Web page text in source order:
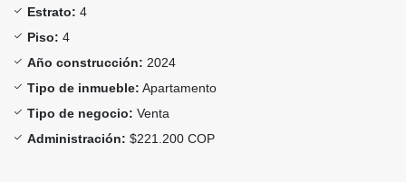
Estrato: 4
Piso: 4
Año construcción: 2024
Tipo de inmueble: Apartamento
Tipo de negocio: Venta
Administración: $221.200 COP